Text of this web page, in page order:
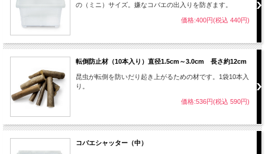
の（ミニ）サイズ。嫌なコバエの出入りを防ぎます。
価格:400円(税込 440円)
転倒防止材（10本入り）直径1.5cm～3.0cm 長さ約12cm
昆虫が転倒を防いだり起き上がるための材です。1袋10本入
り。
価格:536円(税込 590円)
コバエシャッター（中）